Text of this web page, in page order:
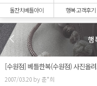
돌잔치베틀아이
행복 고객후기
행
[수원점] 베틀한복(수원점) 사진올
2007/03.20 by 춘*희